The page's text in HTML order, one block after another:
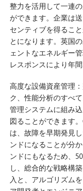
整力を活用して一連
ができます。企業は
センティブを得るこ
とになります。英国
ェントなエネルギー
レスポンスにより年
高度な設備資産管理
ク、性能分析のすべ
管理システムに組み
図ることができます
は、故障を早期発見
ンドになることが分
ンドにもなるため、
し、総合的な戦略構
入と、アルゴリズム